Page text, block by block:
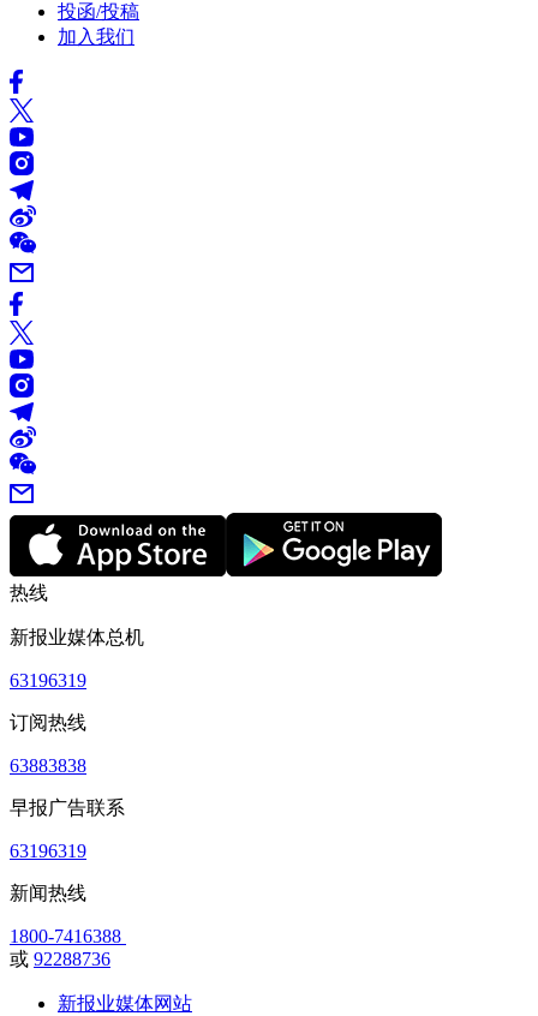
投函/投稿
加入我们
热线
新报业媒体总机
63196319
订阅热线
63883838
早报广告联系
63196319
新闻热线
1800-7416388
或 92288736
新报业媒体网站